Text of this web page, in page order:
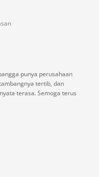
punya perusahaan
tertib, dan
terasa. Semoga terus